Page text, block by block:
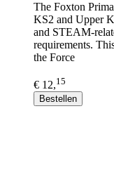
The Foxton
KS2 and Upper
and STEAM-
requirements.
the Force
€ 12,15
Bestellen